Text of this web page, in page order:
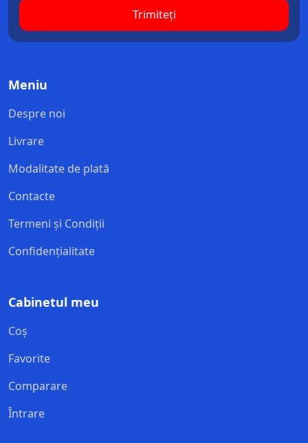
Trimiteți
Meniu
Despre noi
Livrare
Modalitate de plată
Contacte
Termeni și Condiții
Confidențialitate
Cabinetul meu
Coș
Favorite
Comparare
Întrare